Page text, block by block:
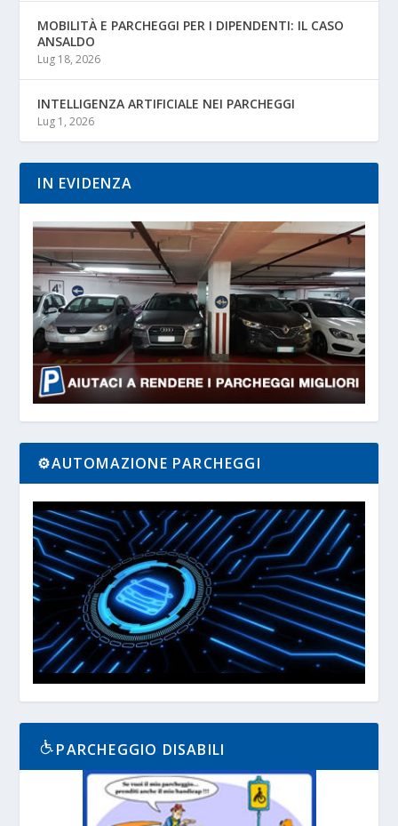
MOBILITÀ E PARCHEGGI PER I DIPENDENTI: IL CASO
ANSALDO
Lug 18, 2026
INTELLIGENZA ARTIFICIALE NEI PARCHEGGI
Lug 1, 2026
IN EVIDENZA
⚙️AUTOMAZIONE PARCHEGGI
PARCHEGGIO DISABILI